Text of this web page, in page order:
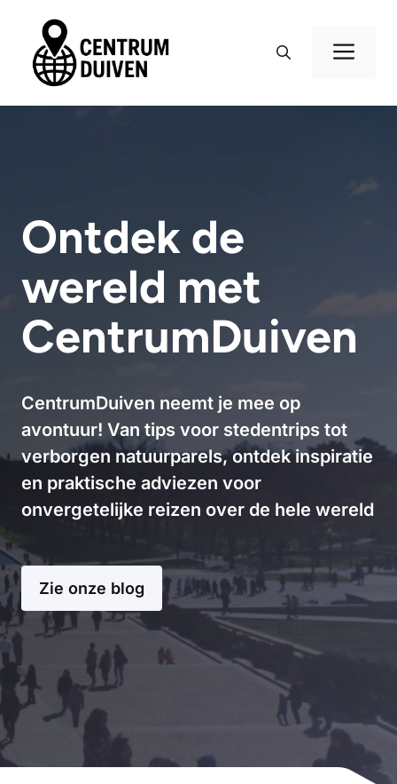
inhoud
Ontdek de
wereld met
CentrumDuiven
CentrumDuiven neemt je mee op
avontuur! Van tips voor stedentrips tot
verborgen natuurparels, ontdek inspiratie
en praktische adviezen voor
onvergetelijke reizen over de hele wereld
Zie onze blog